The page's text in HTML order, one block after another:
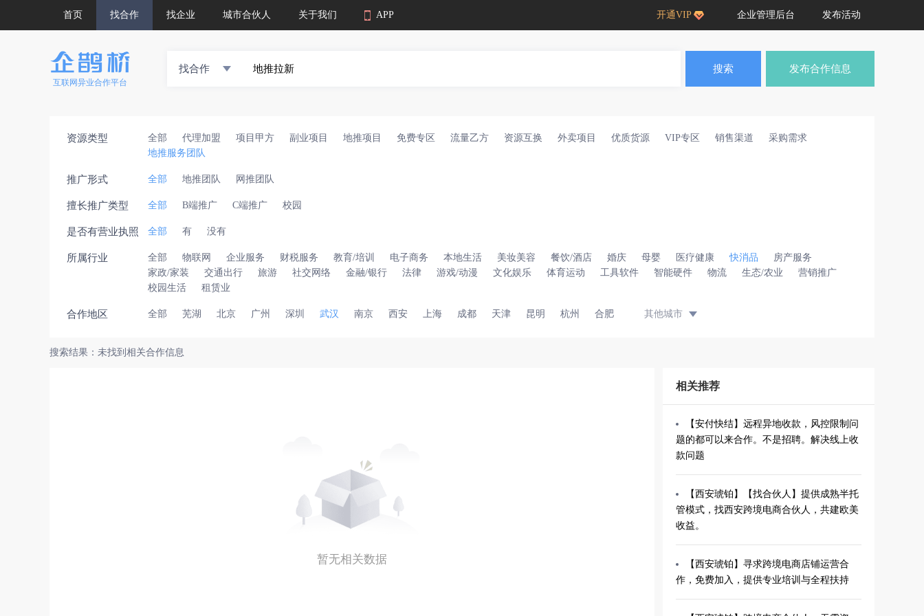
首页 找合作 找企业 城市合伙人 关于我们 APP 开通VIP 企业管理后台 发布活动
互联网异业合作平台
找合作 搜索 发布合作信息
资源类型 全部 代理加盟 项目甲方 副业项目 地推项目 免费专区 流量乙方 资源互换 外卖项目 优质货源 VIP专区 销售渠道
采购需求
地推服务团队
推广形式 全部 地推团队 网推团队
擅长推广类型 全部 B端推广 C端推广 校园
是否有营业执照 全部 有 没有
所属行业 全部 物联网 企业服务 财税服务 教育/培训 电子商务 本地生活 美妆美容 餐饮/酒店 婚庆 母婴 医疗健康 快消品
房产服务
家政/家装
交通出行 旅游 社交网络 金融/银行 法律 游戏/动漫 文化娱乐 体育运动 工具软件 智能硬件 物流 生态/农业
营销推广
校园生活
租赁业
合作地区 全部 芜湖 北京 广州 深圳 武汉 南京 西安 上海 成都 天津 昆明 杭州 合肥 其他城市
搜索结果：未找到相关合作信息
暂无相关数据
相关推荐
【安付快结】远程异地收款，风控限制问
题的都可以来合作。不是招聘。解决线上收
款问题
【西安琥铂】【找合伙人】提供成熟半托
管模式，找西安跨境电商合伙人，共建欧美
收益。
【西安琥铂】寻求跨境电商店铺运营合
作，免费加入，提供专业培训与全程扶持